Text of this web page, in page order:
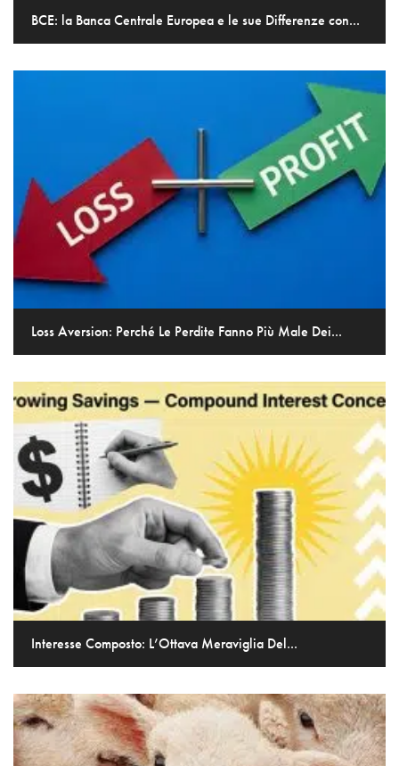
BCE: la Banca Centrale Europea e le sue Differenze con...
Loss Aversion: Perché Le Perdite Fanno Più Male Dei...
Interesse Composto: L’Ottava Meraviglia Del...